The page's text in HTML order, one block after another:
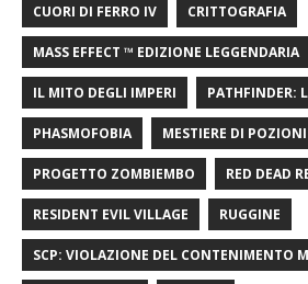
CUORI DI FERRO IV CRITTOGRAFIA
MASS EFFECT ™ EDIZIONE LEGGENDARIA
IL MITO DEGLI IMPERI PATHFINDER:
PHASMOFOBIA MESTIERE DI POZIONI
PROGETTO ZOMBIEMBO RED DEAD
RESIDENT EVIL VILLAGE RUGGINE
SCP: VIOLAZIONE DEL CONTENIMENTO